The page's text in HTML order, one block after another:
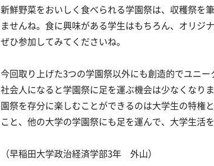
新鮮野菜をおいしく食べられる学園祭は、収穫祭を
ませんね。食に興味がある学生はもちろん、オリジ
ぜひ参加してみてくださいね。
今回取り上げた3つの学園祭以外にも創造的でユニー
社会人になると学園祭に足を運ぶ機会は少なくなり
園祭を存分に楽しむことができるのは大学生の特権
こと、他の大学の学園祭にも足を運んで、大学生活
（早稲田大学政治経済学部3年 外山）